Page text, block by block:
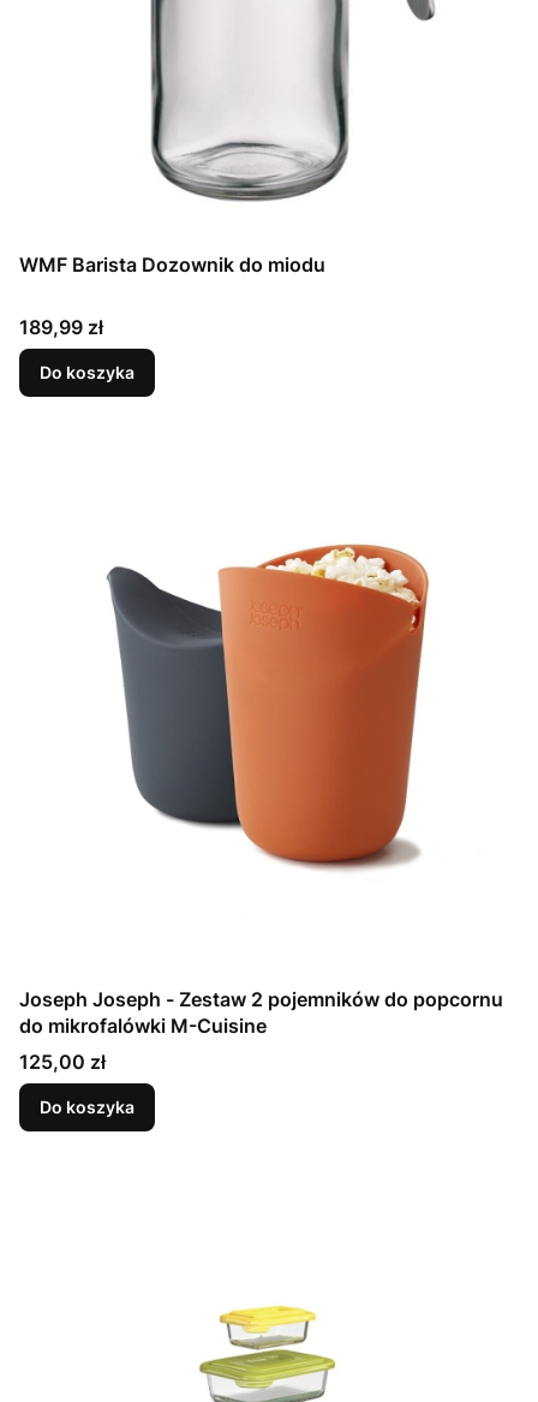
WMF Barista Dozownik do miodu
Cena
189,99 zł
Do koszyka
Joseph Joseph - Zestaw 2 pojemników do popcornu
do mikrofalówki M-Cuisine
Cena
125,00 zł
Do koszyka